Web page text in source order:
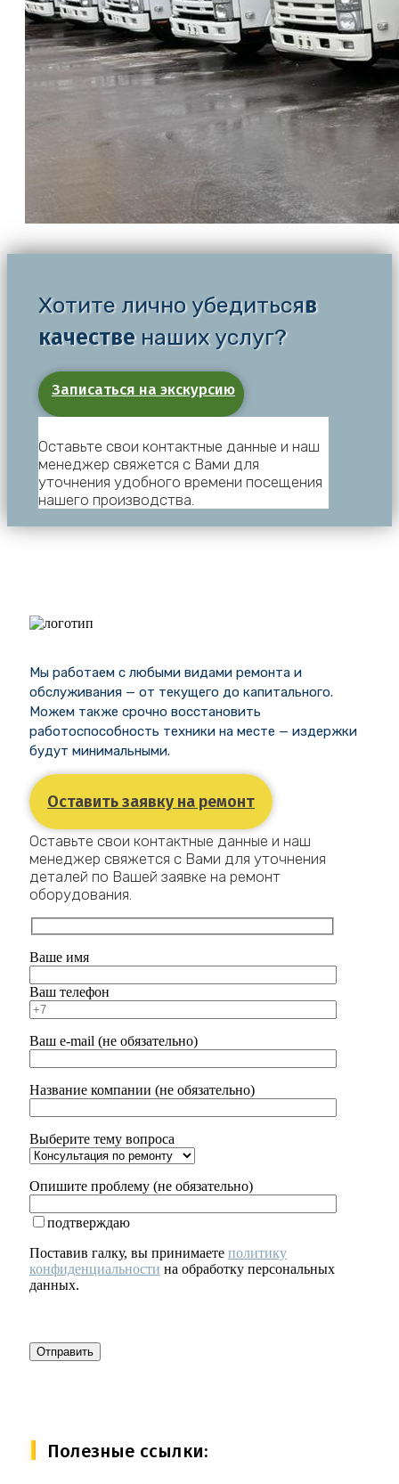
Хотите лично убедитьсяв
качественаших услуг?
Записаться на экскурсию
Оставьте свои контактные данные и наш
менеджер свяжется с Вами для
уточнения удобного времени посещения
нашего производства.
Мы работаем с любыми видами ремонта и
обслуживания — от текущего до капитального.
Можем также срочно восстановить
работоспособность техники на месте — издержки
будут минимальными.
Оставить заявку на ремонт
Оставьте свои контактные данные и наш
менеджер свяжется с Вами для уточнения
деталей по Вашей заявке на ремонт
оборудования.
Ваше имя
Ваш телефон
Ваш e-mail (не обязательно)
Название компании (не обязательно)
Выберите тему вопроса
Опишите проблему (не обязательно)
подтверждаю
Поставив галку, вы принимаете политику
конфиденциальности на обработку персональных
данных.
Полезные ссылки: